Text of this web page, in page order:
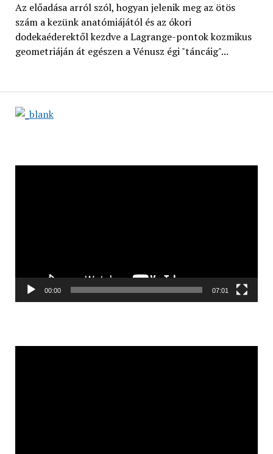
00:00 07:01
Az előadása arról szól, hogyan jelenik meg az ötös
szám a kezünk anatómiájától és az ókori
dodekaéderektől kezdve a Lagrange-pontok kozmikus
geometriáján át egészen a Vénusz égi "táncáig"...